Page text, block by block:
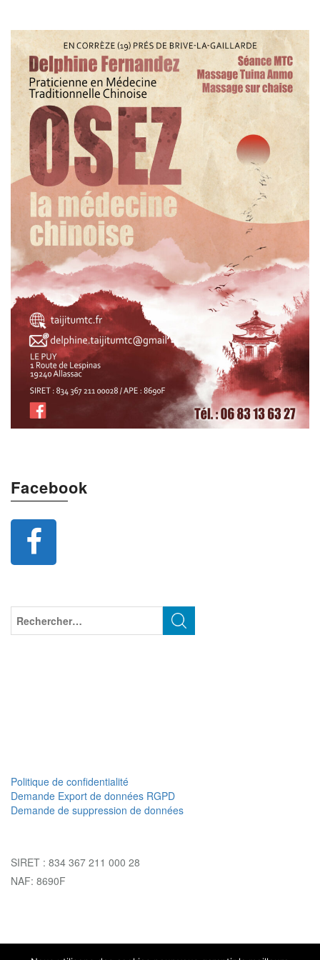
Facebook
Politique de confidentialité
Demande Export de données RGPD
Demande de suppression de données
SIRET : 834 367 211 000 28
NAF: 8690F